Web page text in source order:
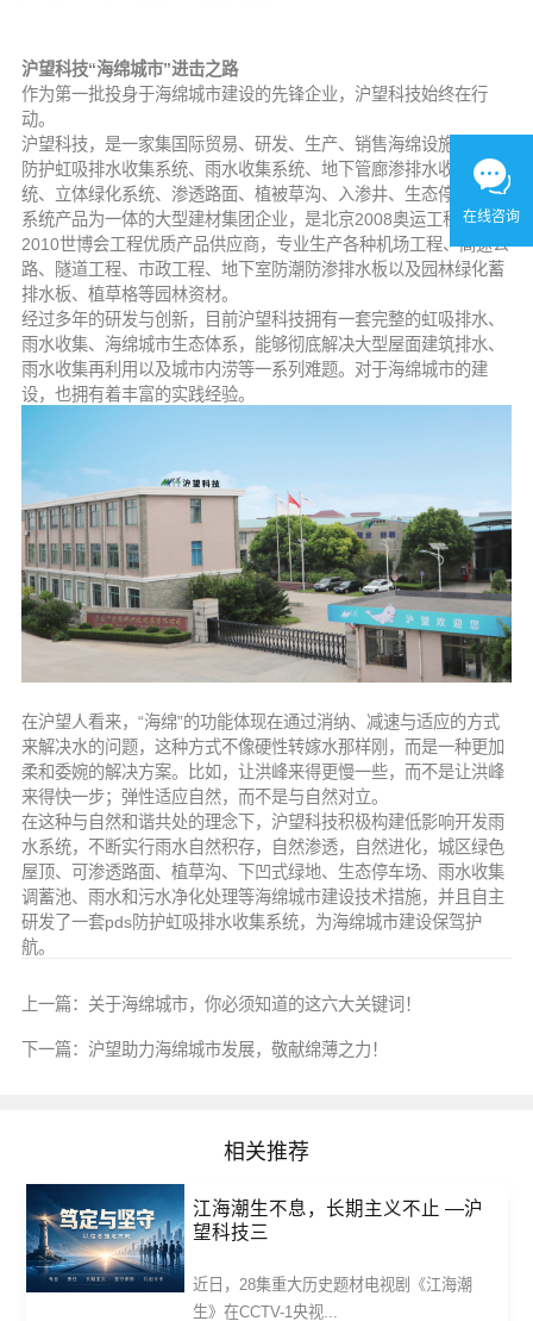
沪望科技“海绵城市”进击之路
作为第一批投身于海绵城市建设的先锋企业，沪望科技始终在行
动。
沪望科技，是一家集国际贸易、研发、生产、销售海绵设施、pds
防护虹吸排水收集系统、雨水收集系统、地下管廊渗排水收集系
统、立体绿化系统、渗透路面、植被草沟、入渗井、生态停车场等
系统产品为一体的大型建材集团企业，是北京2008奥运工程、上海
2010世博会工程优质产品供应商，专业生产各种机场工程、高速公
路、隧道工程、市政工程、地下室防潮防渗排水板以及园林绿化蓄
排水板、植草格等园林资材。
经过多年的研发与创新，目前沪望科技拥有一套完整的虹吸排水、
雨水收集、海绵城市生态体系，能够彻底解决大型屋面建筑排水、
雨水收集再利用以及城市内涝等一系列难题。对于海绵城市的建
设，也拥有着丰富的实践经验。
在沪望人看来，“海绵”的功能体现在通过消纳、减速与适应的方式
来解决水的问题，这种方式不像硬性转嫁水那样刚，而是一种更加
柔和委婉的解决方案。比如，让洪峰来得更慢一些，而不是让洪峰
来得快一步；弹性适应自然，而不是与自然对立。
在这种与自然和谐共处的理念下，沪望科技积极构建低影响开发雨
水系统，不断实行雨水自然积存，自然渗透，自然进化，城区绿色
屋顶、可渗透路面、植草沟、下凹式绿地、生态停车场、雨水收集
调蓄池、雨水和污水净化处理等海绵城市建设技术措施，并且自主
研发了一套pds防护虹吸排水收集系统，为海绵城市建设保驾护
航。
上一篇： 关于海绵城市，你必须知道的这六大关键词！
下一篇： 沪望助力海绵城市发展，敬献绵薄之力！
相关推荐
江海潮生不息，长期主义不止 —沪
望科技三
近日，28集重大历史题材电视剧《江海潮
生》在CCTV-1央视...
在线咨询